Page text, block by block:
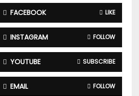
C
H
FACEBOOK LIKE
INSTAGRAM FOLLOW
YOUTUBE SUBSCRIBE
EMAIL FOLLOW